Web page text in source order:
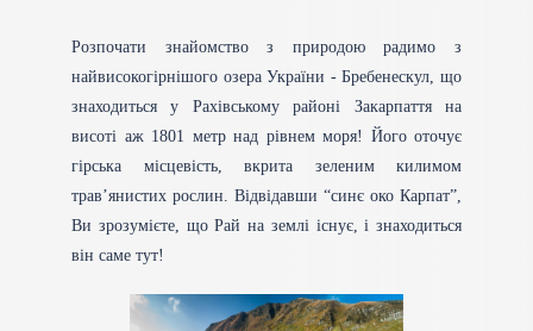
Розпочати знайомство з природою радимо з
найвисокогірнішого озера України - Бребенескул, що
знаходиться у Рахівському районі Закарпаття на
висоті аж 1801 метр над рівнем моря! Його оточує
гірська місцевість, вкрита зеленим килимом
трав’янистих рослин. Відвідавши “синє око Карпат”,
Ви зрозумієте, що Рай на землі існує, і знаходиться
він саме тут!